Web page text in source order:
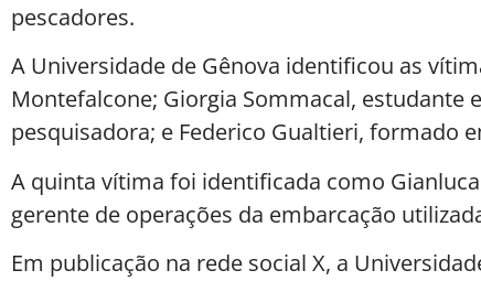
pescadores.
A Universidade de Gênova identificou as
Montefalcone; Giorgia Sommacal, estudante
pesquisadora; e Federico Gualtieri, formado
A quinta vítima foi identificada como
gerente de operações da embarcação
Em publicação na rede social X, a